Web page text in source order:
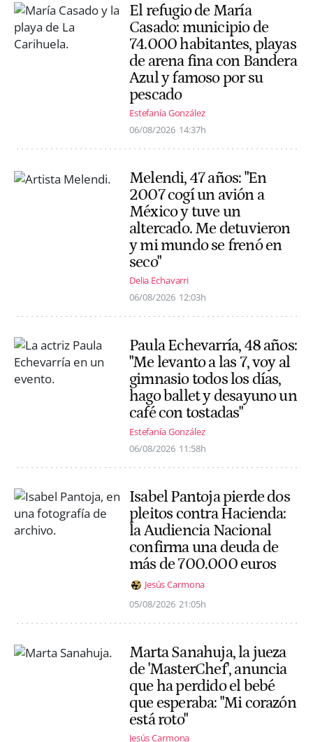
El refugio de María
Casado: municipio de
74.000 habitantes, playas
de arena fina con Bandera
Azul y famoso por su
pescado
Estefanía González
06/08/2026 14:37h
Melendi, 47 años: "En
2007 cogí un avión a
México y tuve un
altercado. Me detuvieron
y mi mundo se frenó en
seco"
Delia Echavarri
06/08/2026 12:03h
Paula Echevarría, 48 años:
"Me levanto a las 7, voy al
gimnasio todos los días,
hago ballet y desayuno un
café con tostadas"
Estefanía González
06/08/2026 11:58h
Isabel Pantoja pierde dos
pleitos contra Hacienda:
la Audiencia Nacional
confirma una deuda de
más de 700.000 euros
Jesús Carmona
05/08/2026 21:05h
Marta Sanahuja, la jueza
de 'MasterChef', anuncia
que ha perdido el bebé
que esperaba: "Mi corazón
está roto"
Jesús Carmona